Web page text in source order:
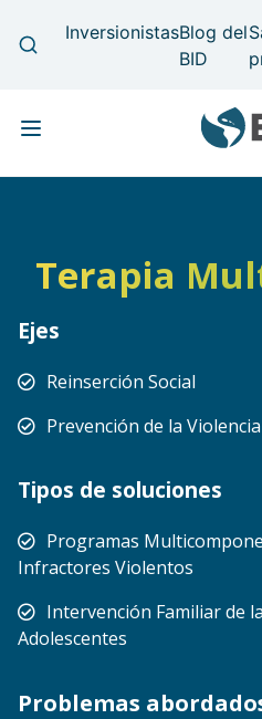
Terapia
Ejes
Reinserción Social
Prevención de la
Tipos de soluciones
Programas
Infractores Violentos
Intervención Familiar de
Adolescentes
Problemas